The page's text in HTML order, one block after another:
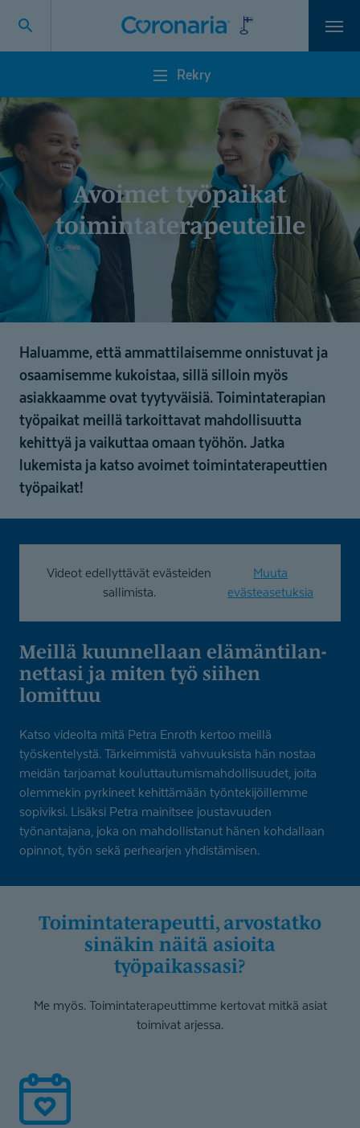
Rekry
Avoimet työpaikat
toimintate­ra­peuteille
Haluamme, että ammattilaisemme onnistuvat ja
osaamisemme kukoistaa, sillä silloin myös
asiakkaamme ovat tyytyväisiä. Toimintaterapian
työpaikat meillä tarkoittavat mahdollisuutta
kehittyä ja vaikuttaa omaan työhön. Jatka
lukemista ja katso avoimet toimintaterapeuttien
työpaikat!
Videot edellyttävät evästeiden
sallimista.
Muuta
evästeasetuksia
Meillä kuunnellaan elämäntilan­
nettasi ja miten työ siihen
lomittuu
Katso videolta mitä Petra Enroth kertoo meillä
työskentelystä. Tärkeimmistä vahvuuksista hän nostaa
meidän tarjoamat kouluttautumismahdollisuudet, joita
olemmekin pyrkineet kehittämään työntekijöillemme
sopiviksi. Lisäksi Petra mainitsee joustavuuden
työnantajana, joka on mahdollistanut hänen kohdallaan
opinnot, työn sekä perhearjen yhdistämisen.
toimintate­ra­peutti, arvostatko
sinäkin näitä asioita
työpaikassasi?
Me myös. Toimintaterapeuttimme kertovat mitkä asiat
toimivat arjessa.